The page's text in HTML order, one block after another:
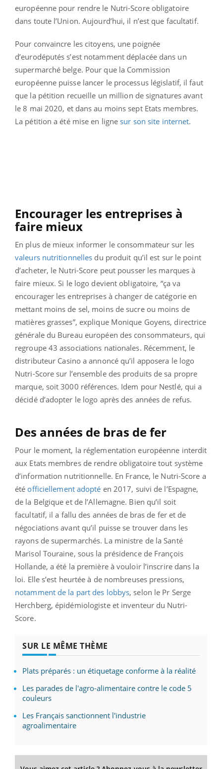
européenne pour rendre le Nutri-Score obligatoire
dans toute l’Union. Aujourd’hui, il n’est que facultatif.
Pour convaincre les citoyens, une poignée
d’eurodéputés s’est notamment déplacée dans un
supermarché belge. Pour que la Commission
européenne puisse lancer le processus législatif, il faut
que la pétition recueille un million de signatures avant
le 8 mai 2020, et dans au moins sept Etats membres.
La pétition a été mise en lignesur son site internet.
Encourager les entreprises à
faire mieux
En plus de mieux informer le consommateur sur les
valeurs nutritionnelles du produit qu’il est sur le point
d’acheter, le Nutri-Score peut pousser les marques à
faire mieux. Si le logo devient obligatoire, “ça va
encourager les entreprises à changer de catégorie en
mettant moins de sel, moins de sucre ou moins de
matières grasses”, explique Monique Goyens, directrice
générale du Bureau européen des consommateurs, qui
regroupe 43 associations nationales. Récemment, le
distributeur Casino a annoncé qu’il apposera le logo
Nutri-Score sur l’ensemble des produits de sa propre
marque, soit 3000 références. Idem pour Nestlé, qui a
décidé d’adopter le logo après des années de refus.
Des années de bras de fer
Pour le moment, la réglementation européenne interdit
aux Etats membres de rendre obligatoire tout système
d’information nutritionnelle. En France, le Nutri-Score a
été officiellement adopté en 2017, suivi de l’Espagne,
de la Belgique et de l’Allemagne. Bien qu’il soit
facultatif, il a fallu des années de bras de fer et de
négociations avant qu’il puisse se trouver dans les
rayons de supermarchés. La ministre de la Santé
Marisol Touraine, sous la présidence de François
Hollande, a été la première à vouloir l’inscrire dans la
loi. Elle s’est heurtée à de nombreuses pressions,
notamment de la part des lobbys, selon le Pr Serge
Herchberg, épidémiologiste et inventeur du Nutri-
Score.
SUR LE MÊME THÈME
Plats préparés : un étiquetage conforme à la réalité
Les parades de l'agro-alimentaire contre le code 5
couleurs
Les Français sanctionnent l'industrie
agroalimentaire